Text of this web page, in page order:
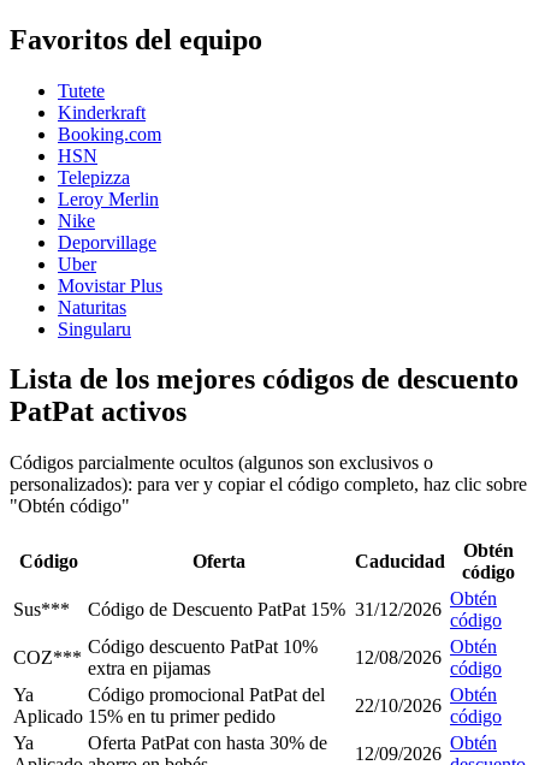
Favoritos del equipo
Tutete
Kinderkraft
Booking.com
HSN
Telepizza
Leroy Merlin
Nike
Deporvillage
Uber
Movistar Plus
Naturitas
Singularu
Lista de los mejores códigos de descuento
PatPat activos
Códigos parcialmente ocultos (algunos son exclusivos o
personalizados): para ver y copiar el código completo, haz clic sobre
"Obtén código"
Código Oferta Caducidad
Obtén
código
Sus***
Código de Descuento PatPat 15% 31/12/2026
Obtén
código
COZ***
Código descuento PatPat 10%
extra en pijamas
12/08/2026
Obtén
código
Ya
Aplicado
Código promocional PatPat del
15% en tu primer pedido
22/10/2026
Obtén
código
Ya
Oferta PatPat con hasta 30% de
12/09/2026
Obtén